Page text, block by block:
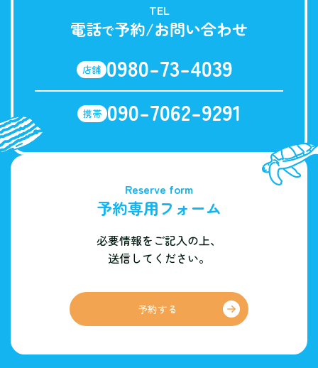
TEL
電話で予約/お問い合わせ
店舗 0980-73-4039
携帯 090-7062-9291
Reserve form
予約専用フォーム
必要情報をご記入の上、
送信してください。
予約する